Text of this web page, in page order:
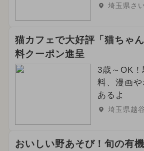
埼玉県さ
猫カフェで大好評「猫ちゃ
料クーポン進呈
3歳～OK
料、漫画
あるよ
埼玉県越
おいしい野あそび！旬の有